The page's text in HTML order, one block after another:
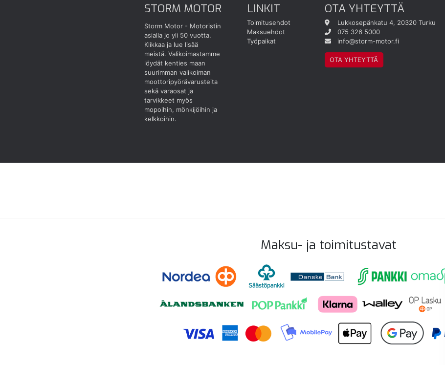
STORM MOTOR
Storm Motor - Motoristin
asialla jo yli 50 vuotta.
Klikkaa ja lue lisää
meistä. Valikoimastamme
löydät kenties maan
suurimman valikoiman
moottoripyörävarusteita
sekä varaosat ja
tarvikkeet myös
mopoihin, mönkijöihin ja
kelkkoihin.
LINKIT
Toimitusehdot
Maksuehdot
Työpaikat
OTA YHTEYTTÄ
Lukkosepänkatu 4, 20320 Turku
075 326 5000
info@storm-motor.fi
OTA YHTEYTTÄ
Maksu- ja toimitustavat